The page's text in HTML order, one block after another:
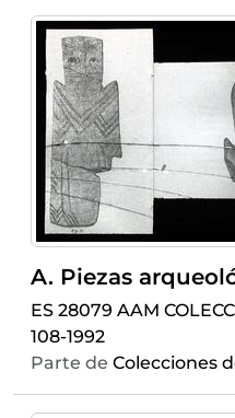
A. Piezas
ES 28079 AAM
108-1992
Parte de Colecciones